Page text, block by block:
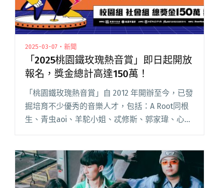
2025-03-07・新聞
「2025桃園鐵玫瑰熱音賞」即日起開放
報名，獎金總計高達150萬！
「桃園鐵玫瑰熱音賞」自 2012 年開辦至今，已發
掘培育不少優秀的音樂人才，包括：A Root同根
生、青虫aoi、羊駝小姐、忒修斯、郭家瑋、心頭
文 "「2025桃園鐵玫瑰熱音賞」即日起開放報
名，獎金總計高達150萬！"